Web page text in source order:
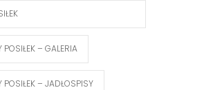
POSIŁEK – GALERIA
POSIŁEK – JADŁOSPISY